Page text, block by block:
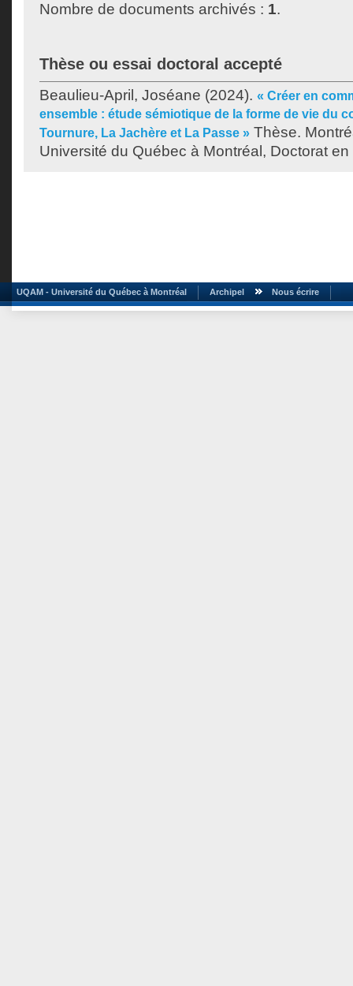
Nombre de documents archivés : 1.
Thèse ou essai doctoral accepté
Beaulieu-April, Joséane (2024). « Créer en
ensemble : étude sémiotique de la forme de vie du
Tournure, La Jachère et La Passe » Thèse.
Université du Québec à Montréal, Doctorat
UQAM - Université du Québec à Montréal Archipel Nous écrire